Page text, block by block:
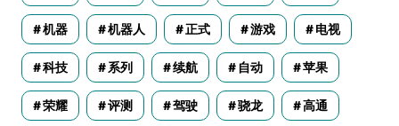
机器 机器人 正式 游戏 电视
科技 系列 续航 自动 苹果
荣耀 评测 驾驶 骁龙 高通